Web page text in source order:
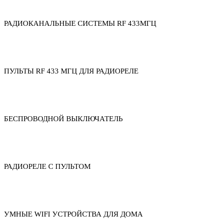
РАДИОКАНАЛЬНЫЕ СИСТЕМЫ RF 433МГЦ
ПУЛЬТЫ RF 433 МГЦ ДЛЯ РАДИОРЕЛЕ
БЕСПРОВОДНОЙ ВЫКЛЮЧАТЕЛЬ
РАДИОРЕЛЕ С ПУЛЬТОМ
УМНЫЕ WIFI УСТРОЙСТВА ДЛЯ ДОМА